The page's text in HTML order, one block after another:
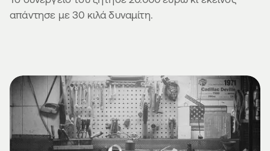
απάντησε με 30 κιλά δυναμίτη.